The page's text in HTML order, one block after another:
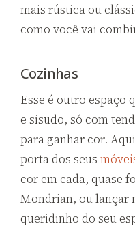
mais rústica ou
como você vai
Cozinhas
Esse é outro espaço
e sisudo, só com
para ganhar cor.
porta dos seus
cor em cada, quase
Mondrian, ou lançar
queridinho do seu